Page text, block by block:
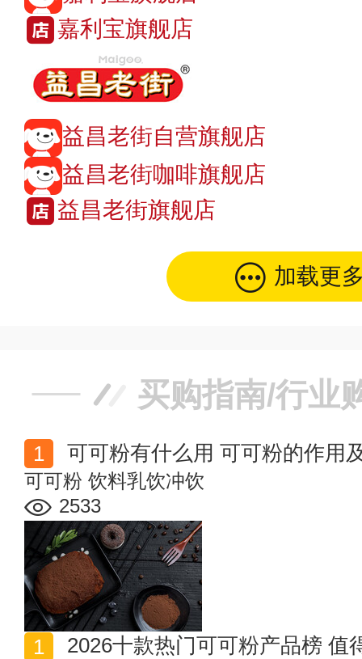
嘉利宝旗舰店
益昌老街自营旗舰店
益昌老街咖啡旗舰店
益昌老街旗舰店
加载更
买购指南/行业
可可粉有什么用 可可粉的作用
可可粉 饮料乳饮冲饮
2533
2026十款热门可可粉产品榜 值